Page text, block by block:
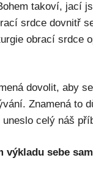
takoví, jací
srdce dovnitř
obrací srdce
dovolit, aby
Znamená to
celý náš
výkladu sebe